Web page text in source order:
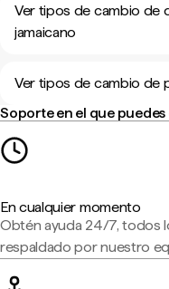
Ver tipos de cambio de
jamaicano
Ver tipos de cambio de
Soporte en el que
En cualquier momento
Obtén ayuda 24/7, todos
respaldado por nuestro